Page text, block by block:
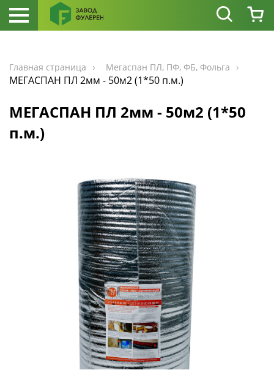
Главная страница Мегаспан ПЛ, ПФ, ФБ, Фольга
МЕГАСПАН ПЛ 2мм - 50м2 (1*50 п.м.)
МЕГАСПАН ПЛ 2мм - 50м2 (1*50
п.м.)